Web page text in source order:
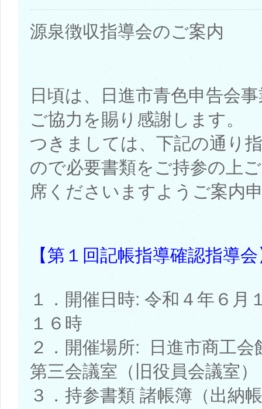
源泉徴収指導会のご案内
日頃は、日進市青色申告会
ご協力を賜り感謝します。
つきましては、下記の通り
ので必要書類をご持参の上
席くださいますようご案内
【第１回記帳指導確認指導
１．開催日時: 令和４年６月
１６時
２．開催場所: 日進市商工
第三会議室（旧役員会議室）
３．持参書類 諸帳簿（出納